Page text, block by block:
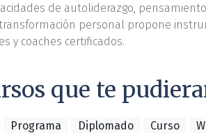
de autoliderazgo,
personal propone
y coaches certificados.
que te
Programa Diplomado Curso